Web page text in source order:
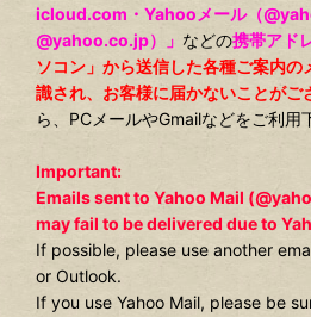
icloud.com・Yahooメール（
@yahoo.co.jp）」 などの携帯アド
ソコン」から送信した各種ご案内の
識され、お客様に届かないことがご
ら、PCメールやGmailなどをご利用
Important:
Emails sent to Yahoo Mail
may fail to be delivered due to
If possible, please use another
or Outlook.
If you use Yahoo Mail, please be